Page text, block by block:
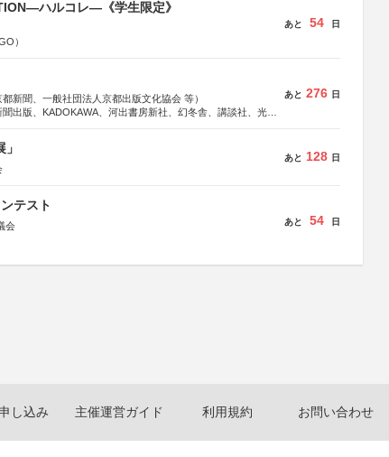
ハルコレ―《学生限定》
）
あと 54 日
新聞、一般社団法人京都出版文化協会 等）
出版、KADOKAWA、河出書房新社、幻冬舎、講談社、光文
、毎日新聞出版
あと 276 日
あと 128 日
テスト
会
あと 54 日
し込み 主催運営ガイド 利用規約 お問い合わせ